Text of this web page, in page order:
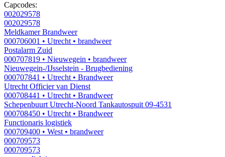
Capcodes:
002029578
002029578
Meldkamer Brandweer
000706001 • Utrecht • brandweer
Postalarm Zuid
000707819 • Nieuwegein • brandweer
Nieuwegein-/IJsselstein - Brugbediening
000707841 • Utrecht • Brandweer
Utrecht Officier van Dienst
000708441 • Utrecht • Brandweer
Schepenbuurt Utrecht-Noord Tankautospuit 09-4531
000708450 • Utrecht • Brandweer
Functionaris logistiek
000709400 • West • brandweer
000709573
000709573